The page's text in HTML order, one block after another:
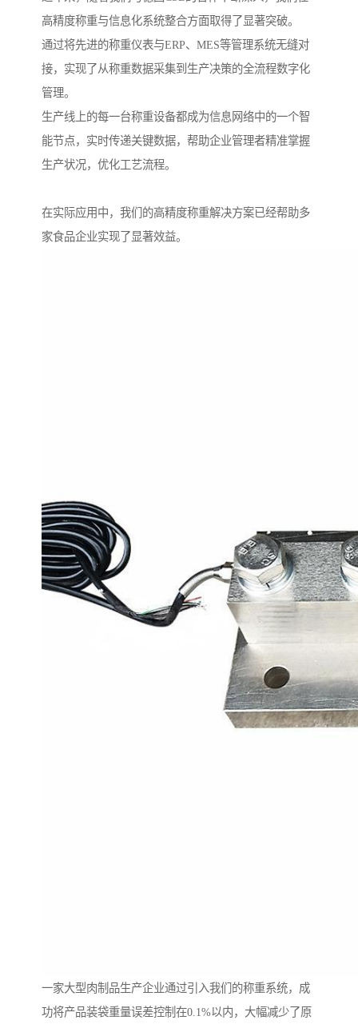
高精度称重与信息化系统整合方面取得了显著突破。
通过将先进的称重仪表与ERP、MES等管理系统无缝对
接，实现了从称重数据采集到生产决策的全流程数字化
管理。
生产线上的每一台称重设备都成为信息网络中的一个智
能节点，实时传递关键数据，帮助企业管理者精准掌握
生产状况，优化工艺流程。
在实际应用中，我们的高精度称重解决方案已经帮助多
家食品企业实现了显著效益。
一家大型肉制品生产企业通过引入我们的称重系统，成
功将产品装袋重量误差控制在0.1%以内，大幅减少了原